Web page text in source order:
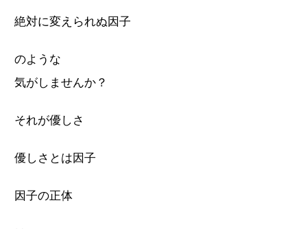
絶対に変えられぬ因子
のような
気がしませんか？
それが優しさ
優しさとは因子
因子の正体